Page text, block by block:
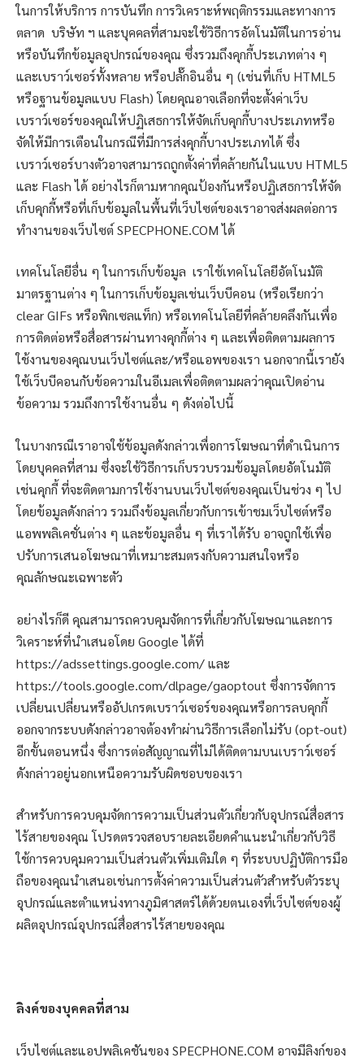
ในการให้บริการ การบันทึก การวิเคราะห์พฤติกรรมและทางการ
ตลาด บริษัท ฯ และบุคคลที่สามจะใช้วิธีการอัตโนมัติในการอ่าน
หรือบันทึกข้อมูลอุปกรณ์ของคุณ ซึ่งรวมถึงคุกกี้ประเภทต่าง ๆ
และเบราว์เซอร์ทั้งหลาย หรือปลั๊กอินอื่น ๆ (เช่นที่เก็บ HTML5
หรือฐานข้อมูลแบบ Flash) โดยคุณอาจเลือกที่จะตั้งค่าเว็บ
เบราว์เซอร์ของคุณให้ปฏิเสธการให้จัดเก็บคุกกี้บางประเภทหรือ
จัดให้มีการเตือนในกรณีที่มีการส่งคุกกี้บางประเภทได้ ซึ่ง
เบราว์เซอร์บางตัวอาจสามารถถูกตั้งค่าที่คล้ายกันในแบบ HTML5
และ Flash ได้ อย่างไรก็ตามหากคุณป้องกันหรือปฏิเสธการให้จัด
เก็บคุกกี้หรือที่เก็บข้อมูลในพื้นที่เว็บไซต์ของเราอาจส่งผลต่อการ
ทำงานของเว็บไซต์ SPECPHONE.COM ได้
เทคโนโลยีอื่น ๆ ในการเก็บข้อมูล เราใช้เทคโนโลยีอัตโนมัติ
มาตรฐานต่าง ๆ ในการเก็บข้อมูลเช่นเว็บบีคอน (หรือเรียกว่า
clear GIFs หรือพิกเซลแท็ก) หรือเทคโนโลยีที่คล้ายคลึงกันเพื่อ
การติดต่อหรือสื่อสารผ่านทางคุกกี้ต่าง ๆ และเพื่อติดตามผลการ
ใช้งานของคุณบนเว็บไซต์และ/หรือแอพของเรา นอกจากนี้เรายัง
ใช้เว็บบีคอนกับข้อความในอีเมลเพื่อติดตามผลว่าคุณเปิดอ่าน
ข้อความ รวมถึงการใช้งานอื่น ๆ ดังต่อไปนี้
ในบางกรณีเราอาจใช้ข้อมูลดังกล่าวเพื่อการโฆษณาที่ดำเนินการ
โดยบุคคลที่สาม ซึ่งจะใช้วิธีการเก็บรวบรวมข้อมูลโดยอัตโนมัติ
เช่นคุกกี้ ที่จะติดตามการใช้งานบนเว็บไซต์ของคุณเป็นช่วง ๆ ไป
โดยข้อมูลดังกล่าว รวมถึงข้อมูลเกี่ยวกับการเข้าชมเว็บไซต์หรือ
แอพพลิเคชั่นต่าง ๆ และข้อมูลอื่น ๆ ที่เราได้รับ อาจถูกใช้เพื่อ
ปรับการเสนอโฆษณาที่เหมาะสมตรงกับความสนใจหรือ
คุณลักษณะเฉพาะตัว
อย่างไรก็ดี คุณสามารถควบคุมจัดการที่เกี่ยวกับโฆษณาและการ
วิเคราะห์ที่นำเสนอโดย Google ได้ที่
https://adssettings.google.com/ และ
https://tools.google.com/dlpage/gaoptout ซึ่งการจัดการ
เปลี่ยนเปลี่ยนหรืออัปเกรดเบราว์เซอร์ของคุณหรือการลบคุกกี้
ออกจากระบบดังกล่าวอาจต้องทำผ่านวิธีการเลือกไม่รับ (opt-out)
อีกขั้นตอนหนึ่ง ซึ่งการต่อสัญญาณที่ไม่ได้ติดตามบนเบราว์เซอร์
ดังกล่าวอยู่นอกเหนือความรับผิดชอบของเรา
สำหรับการควบคุมจัดการความเป็นส่วนตัวเกี่ยวกับอุปกรณ์สื่อสาร
ไร้สายของคุณ โปรดตรวจสอบรายละเอียดคำแนะนำเกี่ยวกับวิธี
ใช้การควบคุมความเป็นส่วนตัวเพิ่มเติมใด ๆ ที่ระบบปฏิบัติการมือ
ถือของคุณนำเสนอเช่นการตั้งค่าความเป็นส่วนตัวสำหรับตัวระบุ
อุปกรณ์และตำแหน่งทางภูมิศาสตร์ได้ด้วยตนเองที่เว็บไซต์ของผู้
ผลิตอุปกรณ์อุปกรณ์สื่อสารไร้สายของคุณ
ลิงค์ของบุคคลที่สาม
เว็บไซต์และแอปพลิเคชันของ SPECPHONE.COM อาจมีลิงก์ของ